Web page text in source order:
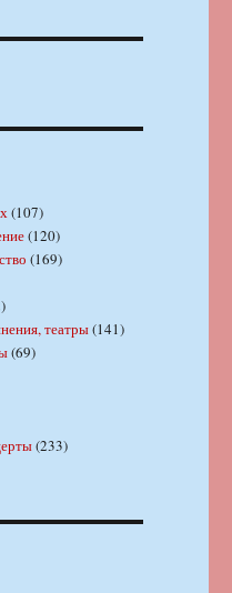
(107)
(120)
(169)
театры(141)
(69)
(233)